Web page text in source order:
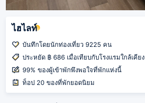
ไฮไลท์
บันทึกโดยนักท่องเที่ยว 9225 คน
ประหยัด ฿ 686 เมื่อเทียบกับโรงแรมใกล้เคียง
99% ของผู้เข้าพักพึงพอใจที่พักแห่งนี้
ท็อป 20 ของที่พักยอดนิยม